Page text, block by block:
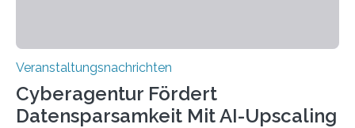
Veranstaltungsnachrichten
Cyberagentur Fördert
Datensparsamkeit Mit AI-Upscaling